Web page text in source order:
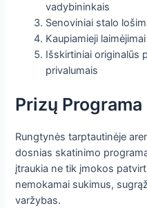
vadybininkais
Senoviniai stalo
Kaupiamieji
Išskirtiniai originalūs
privalumais
Prizų Programa
Rungtynės tarptautinėje
dosnias skatinimo
įtraukia ne tik įmokos
nemokamai sukimus,
varžybas.